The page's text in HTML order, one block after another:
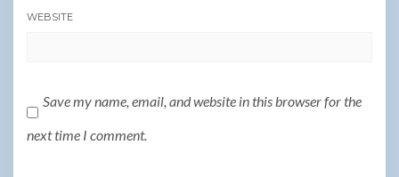
WEBSITE
Save my name, email, and website in this browser for the
next time I comment.